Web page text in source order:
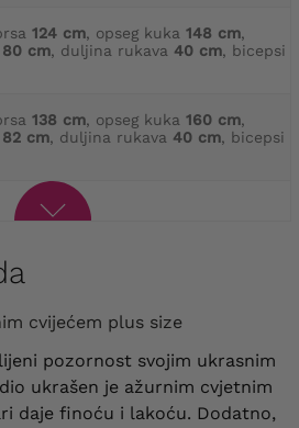
124 cm, opseg kuka 148 cm,
80 cm, duljina rukava 40 cm, bicepsi
138 cm, opseg kuka 160 cm,
82 cm, duljina rukava 40 cm, bicepsi
cvijećem plus size
pozornost svojim ukrasnim
ukrašen je ažurnim cvjetnim
daje finoću i lakoću. Dodatno,